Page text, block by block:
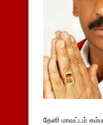
தேனி மாவட்டம்